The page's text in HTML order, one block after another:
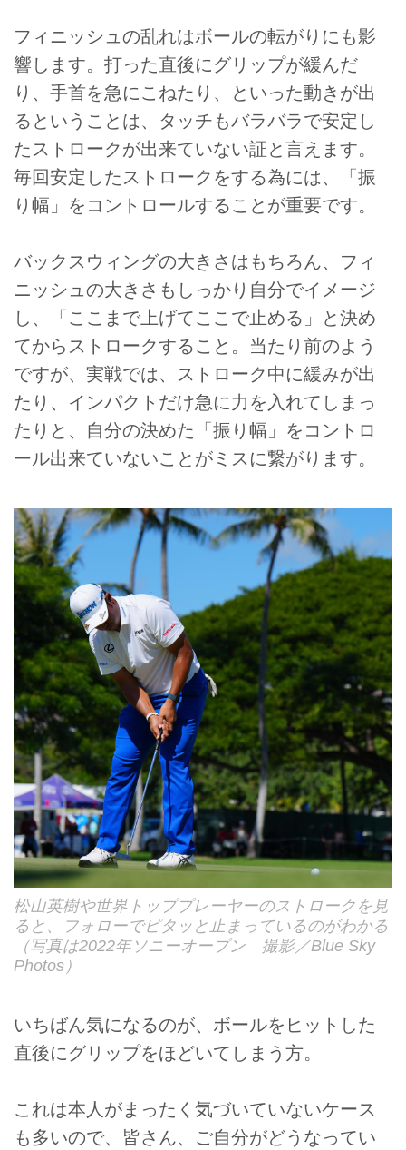
フィニッシュの乱れはボールの転がりにも影
響します。打った直後にグリップが緩んだ
り、手首を急にこねたり、といった動きが出
るということは、タッチもバラバラで安定し
たストロークが出来ていない証と言えます。
毎回安定したストロークをする為には、「振
り幅」をコントロールすることが重要です。
バックスウィングの大きさはもちろん、フィ
ニッシュの大きさもしっかり自分でイメージ
し、「ここまで上げてここで止める」と決め
てからストロークすること。当たり前のよう
ですが、実戦では、ストローク中に緩みが出
たり、インパクトだけ急に力を入れてしまっ
たりと、自分の決めた「振り幅」をコントロ
ール出来ていないことがミスに繋がります。
松山英樹や世界トッププレーヤーのストロークを見
ると、フォローでピタッと止まっているのがわかる
（写真は2022年ソニーオープン 撮影／Blue Sky
Photos）
いちばん気になるのが、ボールをヒットした
直後にグリップをほどいてしまう方。
これは本人がまったく気づいていないケース
も多いので、皆さん、ご自分がどうなってい